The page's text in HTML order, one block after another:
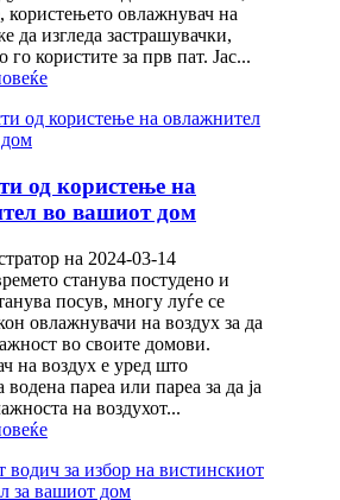
користењето овлажнувач на
да изгледа застрашувачки,
го користите за прв пат. Јас...
од користење на
во вашиот дом
на 2024-03-14
станува постудено и
посув, многу луѓе се
овлажнувачи на воздух за да
во своите домови.
на воздух е уред што
водена пареа или пареа за да ја
на воздухот...